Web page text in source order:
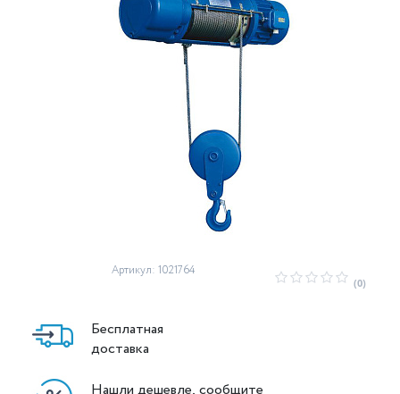
Артикул: 1021764
(0)
Бесплатная
доставка
Нашли дешевле, сообщите